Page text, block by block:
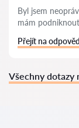
Byl jsem
mám
Přejít na
Všechny dotazy